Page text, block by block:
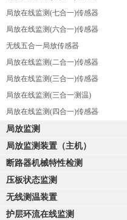
局放在线监测(七合一)传感器
局放在线监测(六合一)传感器
无线五合一局放传感器
局放在线监测(二合一)传感器
局放在线监测(三合一)传感器
局放在线监测(三合一测温)
局放在线监测(四合一)传感器
局放监测
局放监测装置（主机）
断路器机械特性检测
压板状态监测
无线测温装置
护层环流在线监测